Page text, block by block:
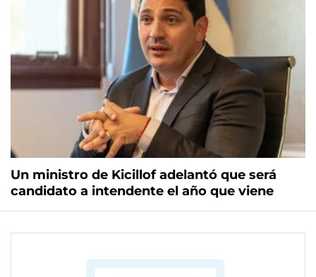
Un ministro de Kicillof adelantó que será
candidato a intendente el año que viene